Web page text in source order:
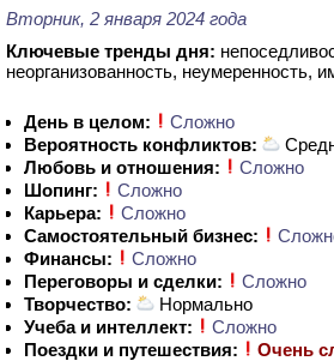
Вторник, 2 января 2024 года
Ключевые тренды дня:
неорганизованность, неумеренность,
День в целом:
Сложно
Вероятность конфликтов:
Любовь и отношения:
Сложно
Шопинг:
Сложно
Карьера:
Сложно
Самостоятельный бизнес:
Финансы:
Сложно
Переговоры и сделки:
Сложно
Творчество:
Нормально
Учеба и интеллект:
Сложно
Поездки и путешествия:
Очень